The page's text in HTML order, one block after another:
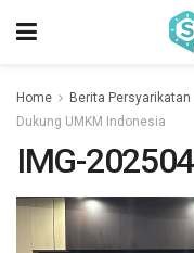
Home Berita Persyarikatan
Dukung UMKM Indonesia
IMG-